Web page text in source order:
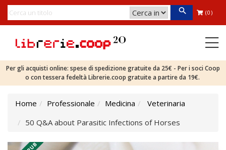
(0)
Per gli acquisti online: spese di spedizione gratuite da 25€ - Per i soci Coop
o con tessera fedeltà Librerie.coop gratuite a partire da 19€.
Home Professionale Medicina
Veterinaria
50 Q&A about Parasitic Infections of Horses